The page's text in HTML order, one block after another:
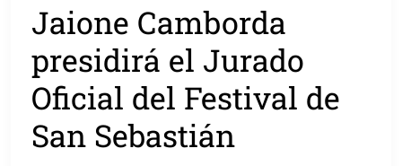
Jaione Camborda
presidirá el Jurado
Oficial del Festival de
San Sebastián